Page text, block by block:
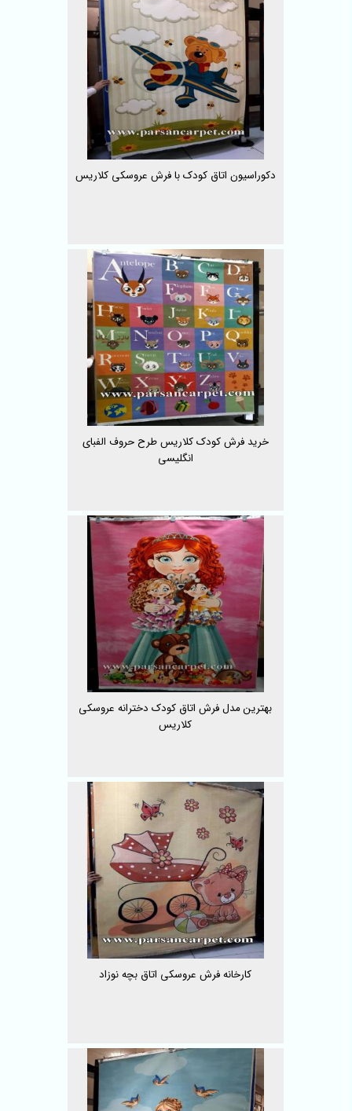
دکوراسیون اتاق کودک با فرش عروسکی کلاریس
خرید فرش کودک کلاریس طرح حروف الفبای
انگلیسی
بهترین مدل فرش اتاق کودک دخترانه عروسکی
کلاریس
کارخانه فرش عروسکی اتاق بچه نوزاد